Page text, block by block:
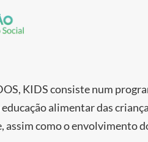
KIDS consiste num
alimentar das
como o envolvimento